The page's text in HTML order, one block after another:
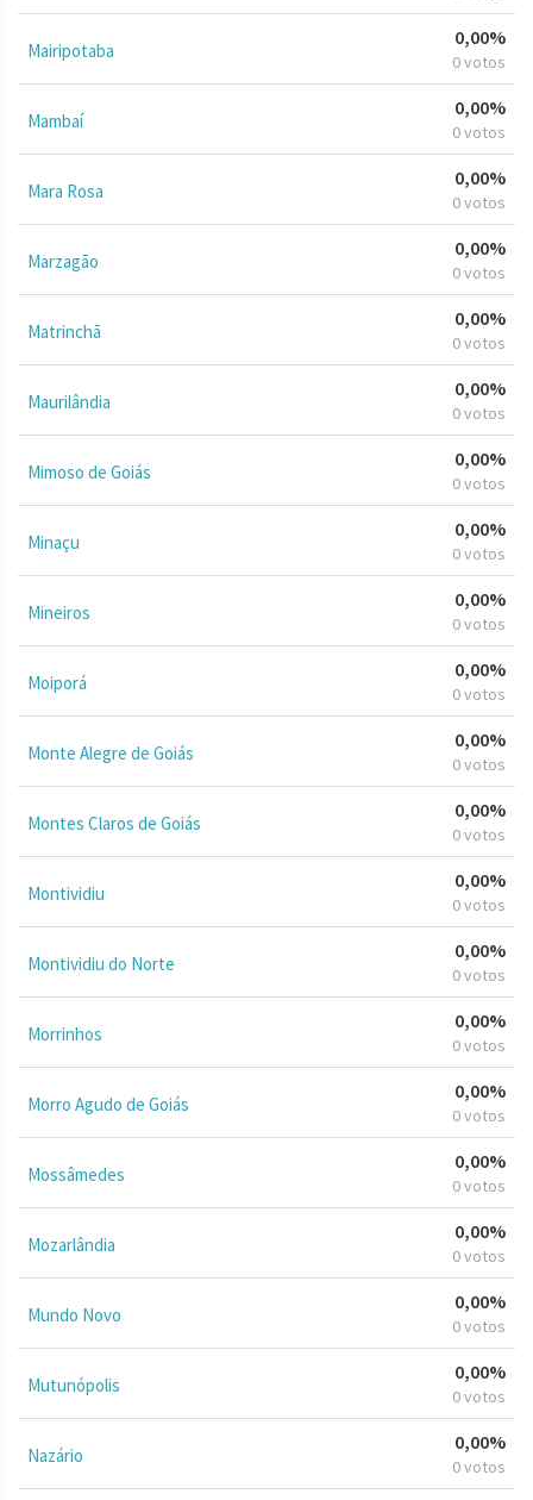
Mairipotaba
0,00%
0 votos
Mambaí
0,00%
0 votos
Mara Rosa
0,00%
0 votos
Marzagão
0,00%
0 votos
Matrinchã
0,00%
0 votos
Maurilândia
0,00%
0 votos
Mimoso de Goiás
0,00%
0 votos
Minaçu
0,00%
0 votos
Mineiros
0,00%
0 votos
Moiporá
0,00%
0 votos
Monte Alegre de Goiás
0,00%
0 votos
Montes Claros de Goiás
0,00%
0 votos
Montividiu
0,00%
0 votos
Montividiu do Norte
0,00%
0 votos
Morrinhos
0,00%
0 votos
Morro Agudo de Goiás
0,00%
0 votos
Mossâmedes
0,00%
0 votos
Mozarlândia
0,00%
0 votos
Mundo Novo
0,00%
0 votos
Mutunópolis
0,00%
0 votos
Nazário
0,00%
0 votos